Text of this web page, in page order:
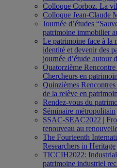
Colloque Corboz. La
Colloque Jean-Claude
Journée d’études
patrimoine immobilier
Le patrimoine face à la
identité et devenir des
journée d’étude autour
Quatorzième
Chercheurs en
Quinzièmes
de la relève en
Rendez-vous du
Séminaire métropolitain
SSAC-SEAC2022 |
renouveau au
The Fourteenth
Researchers in Heritage
TICCIH2022:
patrimoine industriel